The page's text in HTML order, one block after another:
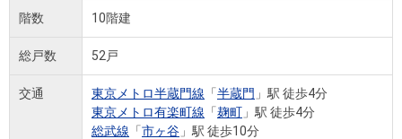
階数 10階建
総戸数 52戸
交通 東京メトロ半蔵門線 「半蔵門 」駅 徒歩4分
東京メトロ有楽町線 「麹町 」駅 徒歩4分
総武線 「市ヶ谷 」駅 徒歩10分